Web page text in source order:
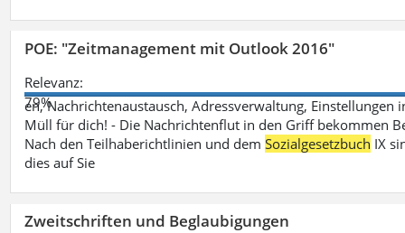
POE: "Zeitmanagement mit Outlook 2016"
Relevanz:
79%
en, Nachrichtenaustausch, Adressverwaltung,
Müll für dich! - Die Nachrichtenflut in den Griff bekommen
Nach den Teilhaberichtlinien und demSozialgesetzbuch IX
dies auf Sie
Zweitschriften und Beglaubigungen